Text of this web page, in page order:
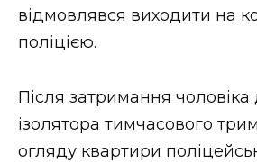
відмовлявся виходити на
поліцією.
Після затримання
ізолятора тимчасового
огляду квартири